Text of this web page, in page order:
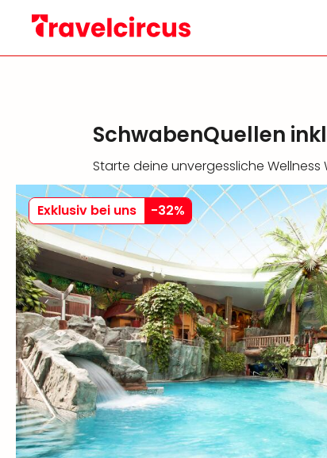
SchwabenQuellen
Starte deine unvergessliche
Exklusiv bei uns -32%